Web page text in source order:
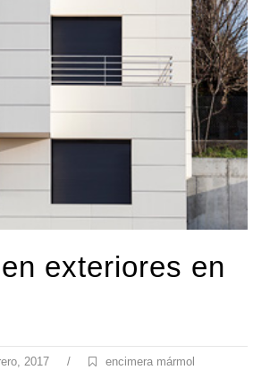
exteriores en
2017 /
encimera mármol